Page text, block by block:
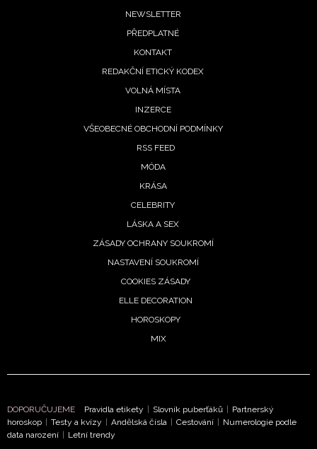
NEWSLETTER
Přihlášením k newsletteru souhlasíte s
potvrzujete, že jste se seznámili seZásadami
Vašimi údaji pracovat zejména k organizaci a
vyhodnocení akce a zasílání novinek.
NEWSLETTER
PŘEDPLATNÉ
KONTAKT
REDAKČNÍ ETICKÝ KODEX
VOLNÁ MÍSTA
INZERCE
VŠEOBECNÉ OBCHODNÍ PODMÍNKY
RSS FEED
MÓDA
KRÁSA
CELEBRITY
LÁSKA A SEX
ZÁSADY OCHRANY SOUKROMÍ
NASTAVENÍ SOUKROMÍ
COOKIES ZÁSADY
ELLE DECORATION
HOROSKOPY
MIX
DOPORUČUJEME Pravidla etikety Slovník puberťáků
Partnerský
horoskop
Testy a kvízy Andělská čísla Cestování
Numerologie podle
data narození
Letní trendy